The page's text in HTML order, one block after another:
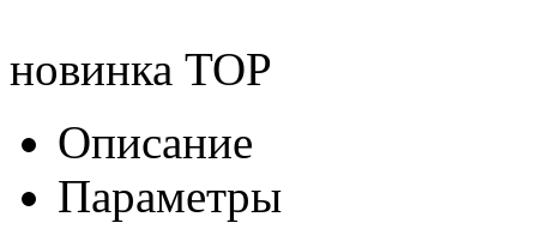
новинка TOP
Описание
Параметры